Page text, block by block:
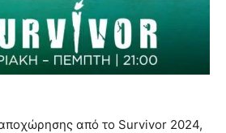
από το Survivor 2024,